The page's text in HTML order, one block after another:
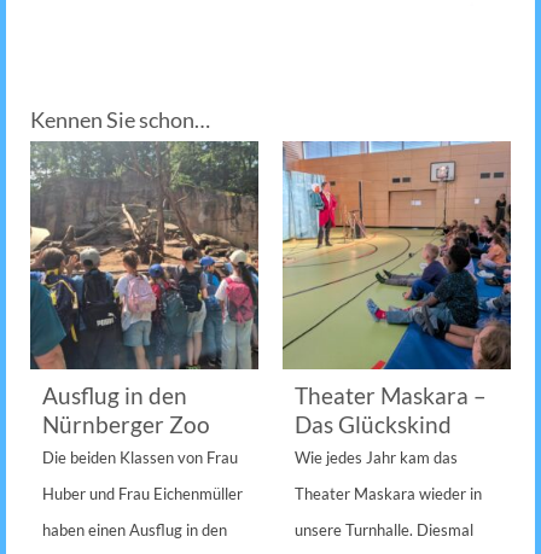
Kennen Sie schon…
Ausflug in den
Nürnberger Zoo
Die beiden Klassen von Frau
Huber und Frau Eichenmüller
haben einen Ausflug in den
Theater Maskara –
Das Glückskind
Wie jedes Jahr kam das
Theater Maskara wieder in
unsere Turnhalle. Diesmal